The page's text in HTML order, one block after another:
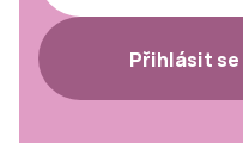
Přihlásit se